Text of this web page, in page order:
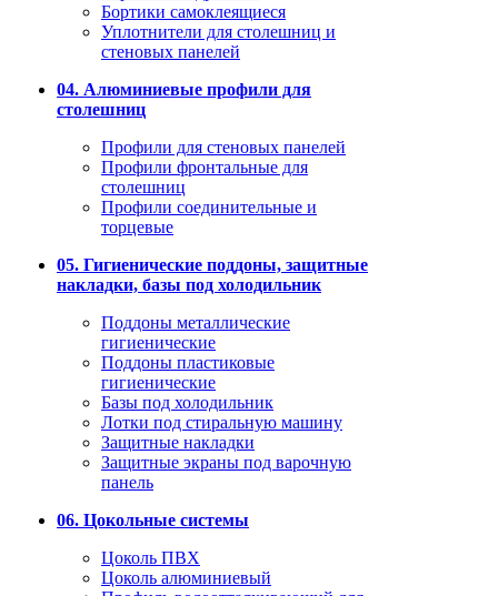
Бортики самоклеящиеся
Уплотнители для столешниц и
стеновых панелей
04. Алюминиевые профили для
столешниц
Профили для стеновых панелей
Профили фронтальные для
столешниц
Профили соединительные и
торцевые
05. Гигиенические поддоны, защитные
накладки, базы под холодильник
Поддоны металлические
гигиенические
Поддоны пластиковые
гигиенические
Базы под холодильник
Лотки под стиральную машину
Защитные накладки
Защитные экраны под варочную
панель
06. Цокольные системы
Цоколь ПВХ
Цоколь алюминиевый